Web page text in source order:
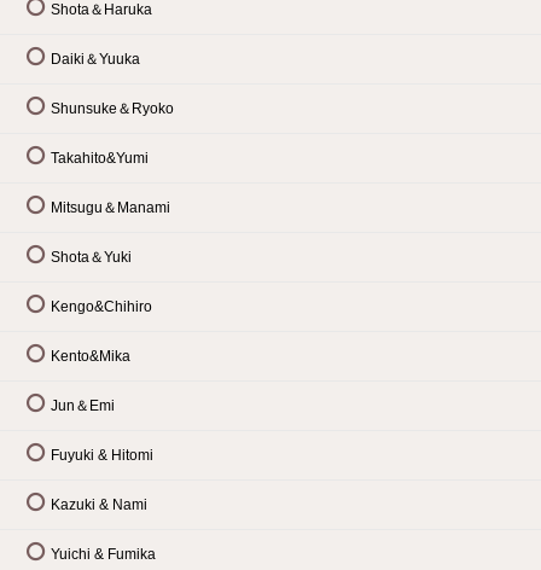
Shota＆Haruka
Daiki＆Yuuka
Shunsuke＆Ryoko
Takahito&Yumi
Mitsugu＆Manami
Shota＆Yuki
Kengo&Chihiro
Kento&Mika
Jun＆Emi
Fuyuki & Hitomi
Kazuki & Nami
Yuichi & Fumika